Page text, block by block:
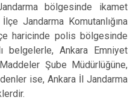
bölgesinde ikamet
Jandarma Komutanlığına
haricinde polis bölgesinde
belgelerle, Ankara Emniyet
Şube Müdürlüğüne,
ise, Ankara İl Jandarma